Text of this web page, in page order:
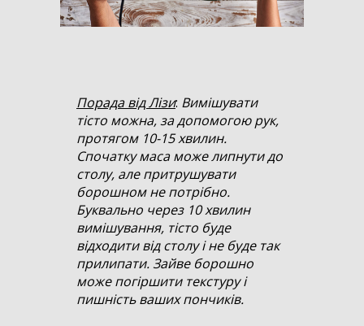
Порада від Лізи: Вимішувати
тісто можна, за допомогою рук,
протягом 10-15 хвилин.
Спочатку маса може липнути до
столу, але притрушувати
борошном не потрібно.
Буквально через 10 хвилин
вимішування, тісто буде
відходити від столу і не буде так
прилипати. Зайве борошно
може погіршити текстуру і
пишність ваших пончиків.